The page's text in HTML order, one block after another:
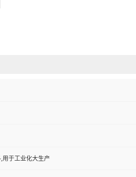
用于工业化大生产